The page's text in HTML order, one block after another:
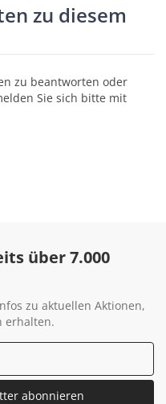
zu diesem
zu beantworten oder
Sie sich bitte mit
über 7.000
zu aktuellen Aktionen,
erhalten.
abonnieren